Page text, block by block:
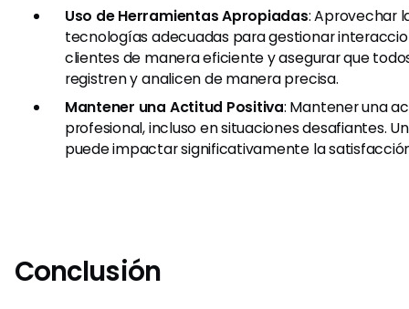
Uso de Herramientas Apropiadas: Aprovechar
tecnologías adecuadas para gestionar
clientes de manera eficiente y asegurar que
registren y analicen de manera precisa.
Mantener una Actitud Positiva: Mantener una
profesional, incluso en situaciones desafiantes.
puede impactar significativamente la
Conclusión